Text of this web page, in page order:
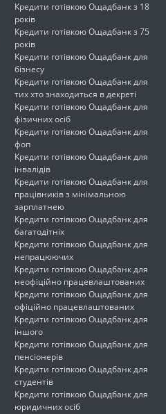
Кредити готівкою Ощадбанк з 18
років
Кредити готівкою Ощадбанк з 75
років
Кредити готівкою Ощадбанк для
бізнесу
Кредити готівкою Ощадбанк для
тих хто знаходиться в декреті
Кредити готівкою Ощадбанк для
фізичних осіб
Кредити готівкою Ощадбанк для
фоп
Кредити готівкою Ощадбанк для
інвалідів
Кредити готівкою Ощадбанк для
працівників з мінімальною
зарплатнею
Кредити готівкою Ощадбанк для
багатодітніх
Кредити готівкою Ощадбанк для
непрацюючих
Кредити готівкою Ощадбанк для
неофіційно працевлаштованих
Кредити готівкою Ощадбанк для
офіційно працевлаштованих
Кредити готівкою Ощадбанк для
іншого
Кредити готівкою Ощадбанк для
пенсіонерів
Кредити готівкою Ощадбанк для
студентів
Кредити готівкою Ощадбанк для
юридичних осіб